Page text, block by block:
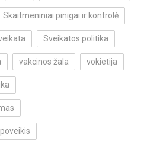
Skaitmeniniai pinigai ir kontrolė
Sveikatos politika
vakcinos žala vokietija